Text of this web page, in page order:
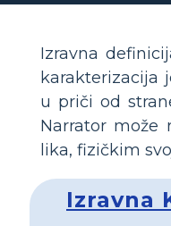
Izravna
karakterizacija
u priči od
Narrator može
lika, fizičkim
Izravna